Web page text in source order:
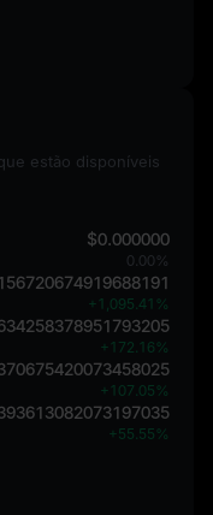
estão disponíveis
$0.000000
0.00%
+1,095.41%
+172.16%
+107.05%
+55.55%